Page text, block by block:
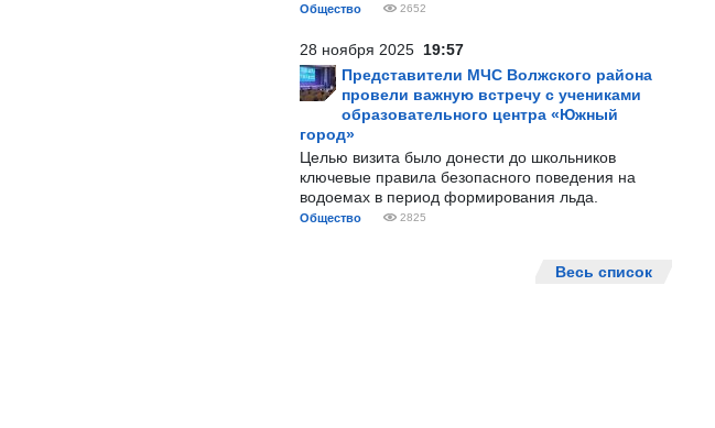
Общество 2652
28 ноября 2025 19:57
Представители МЧС Волжского района
провели важную встречу с учениками
образовательного центра «Южный
город»
Целью визита было донести до школьников
ключевые правила безопасного поведения на
водоемах в период формирования льда.
Общество 2825
Весь список